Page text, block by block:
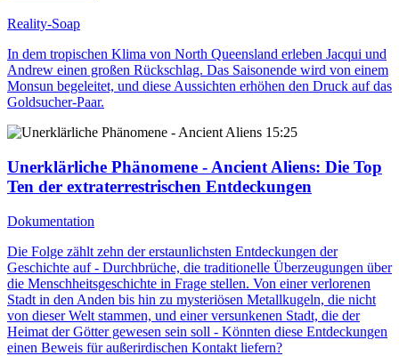
Reality-Soap
In dem tropischen Klima von North Queensland erleben Jacqui und
Andrew einen großen Rückschlag. Das Saisonende wird von einem
Monsun begeleitet, und diese Aussichten erhöhen den Druck auf das
Goldsucher-Paar.
15:25
Unerklärliche Phänomene - Ancient Aliens: Die Top
Ten der extraterrestrischen Entdeckungen
Dokumentation
Die Folge zählt zehn der erstaunlichsten Entdeckungen der
Geschichte auf - Durchbrüche, die traditionelle Überzeugungen über
die Menschheitsgeschichte in Frage stellen. Von einer verlorenen
Stadt in den Anden bis hin zu mysteriösen Metallkugeln, die nicht
von dieser Welt stammen, und einer versunkenen Stadt, die der
Heimat der Götter gewesen sein soll - Könnten diese Entdeckungen
einen Beweis für außerirdischen Kontakt liefern?